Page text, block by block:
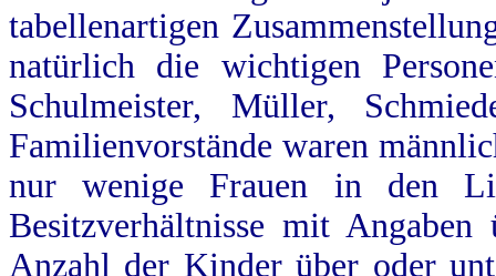
tabellenartigen
natürlich die wichtigen
Schulmeister, Müller,
Familienvorstände waren
nur wenige Frauen in den
Besitzverhältnisse mit
Anzahl der Kinder über oder